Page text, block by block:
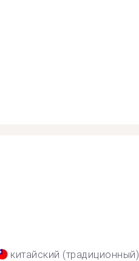
китайский (традиционный)